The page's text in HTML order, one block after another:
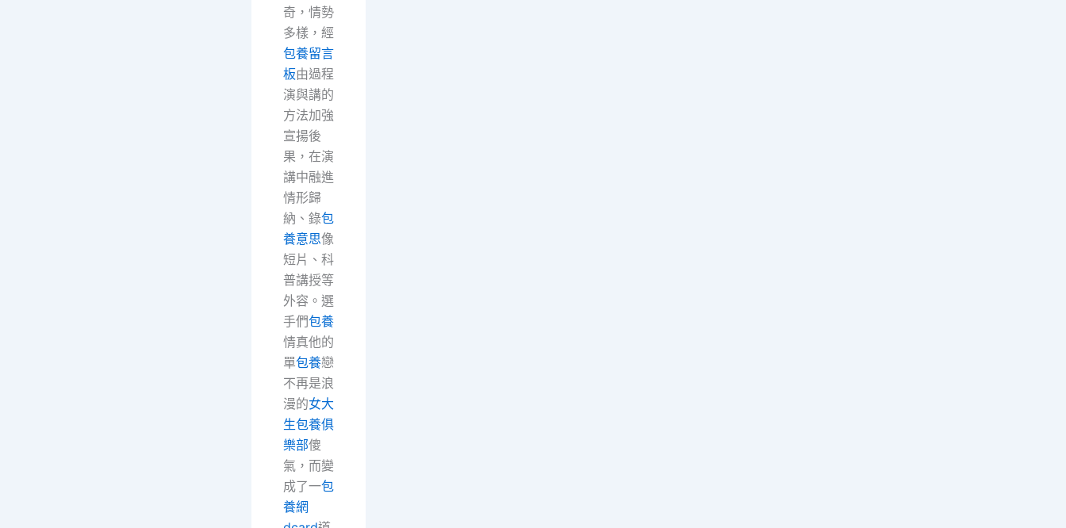
奇，情勢
多樣，經
包養留言
板由過程
演與講的
方法加強
宣揚後
果，在演
講中融進
情形歸
納、錄包
養意思像
短片、科
普講授等
外容。選
手們包養
情真他的
單包養戀
不再是浪
漫的女大
生包養俱
樂部傻
氣，而變
成了一包
養網